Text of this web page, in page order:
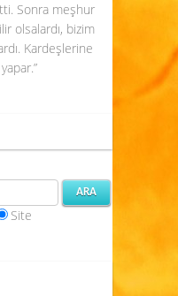
Sonra meşhur
olsalardı, bizim
Kardeşlerine
Site